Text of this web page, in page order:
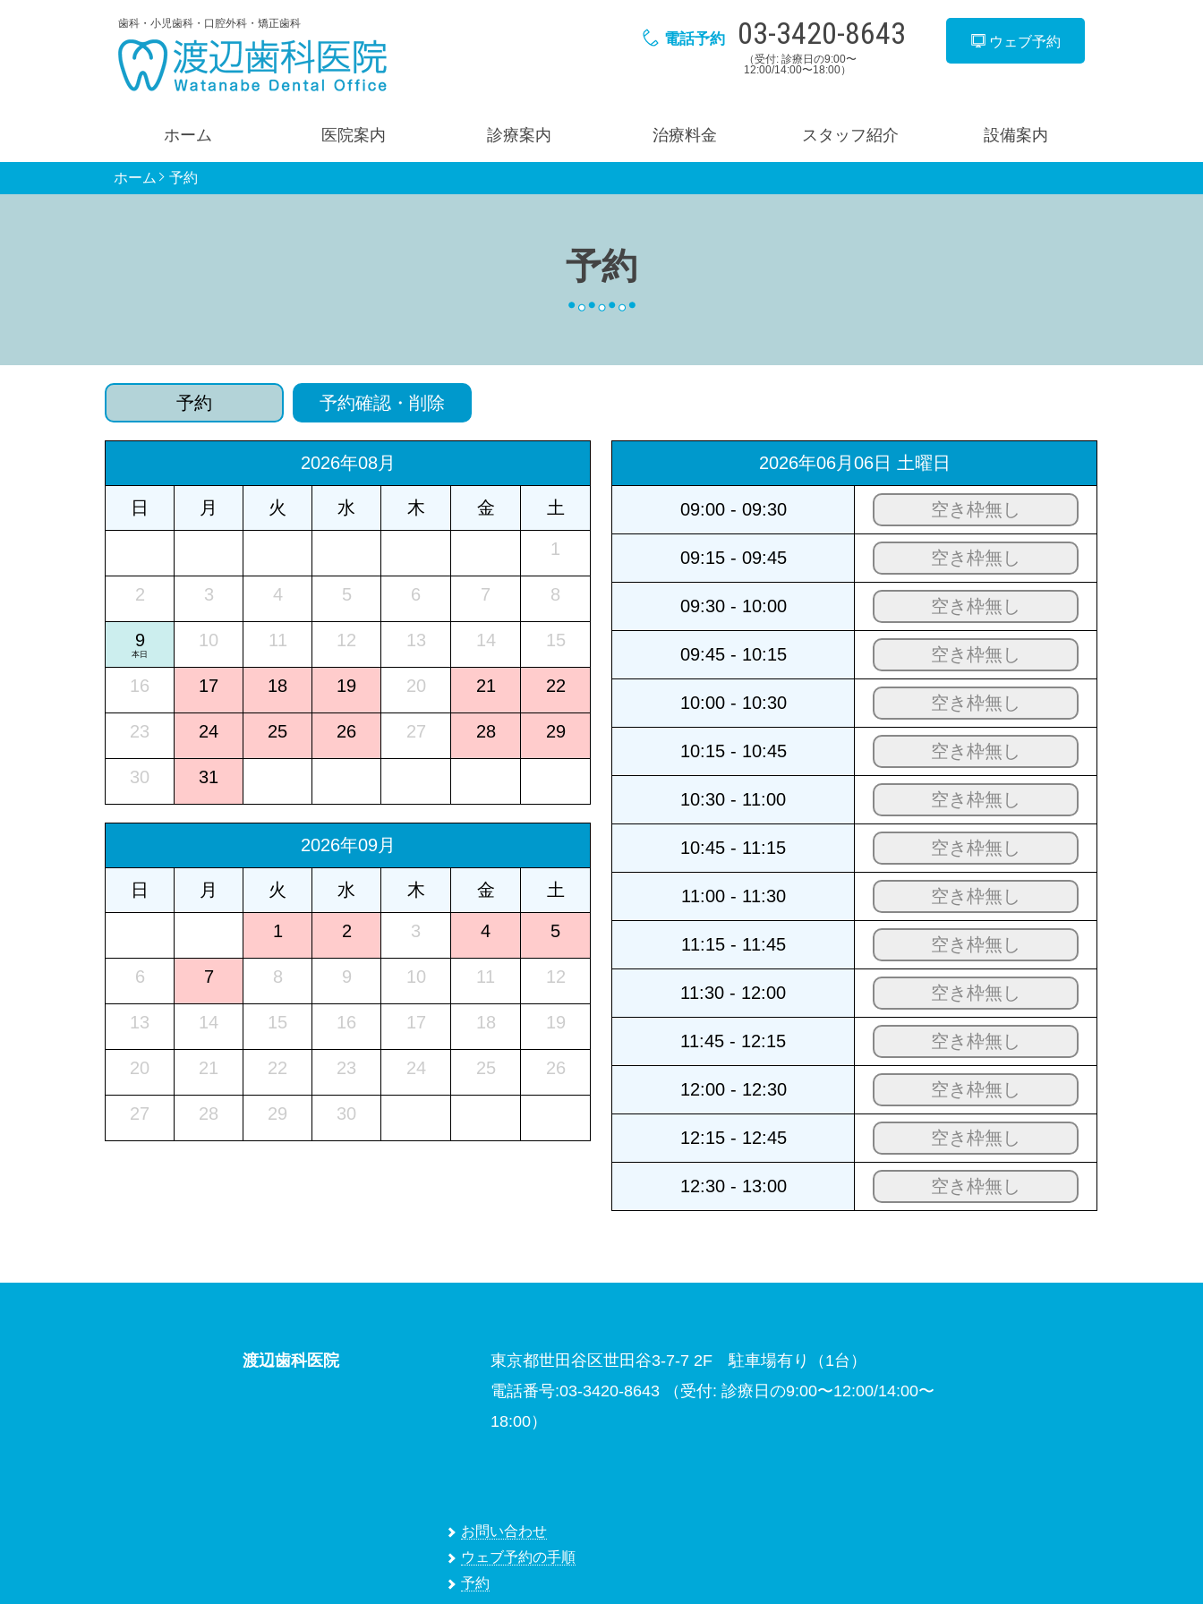
歯科・小児歯科・口腔外科・矯正歯科
電話予約 03-3420-8643
（受付: 診療日の9:00〜
12:00/14:00〜18:00）
ウェブ予約
ホーム 医院案内 診療案内 治療料金 スタッフ紹介 設備案内
予約
ホーム 予約
予約 予約確認・削除
2026年08月
日 月 火 水 木 金 土
1
2 3 4 5 6 7 8
9
本日
10 11 12 13 14 15
16 17 18 19 20 21 22
23 24 25 26 27 28 29
30 31
2026年09月
日 月 火 水 木 金 土
1 2 3 4 5
6 7 8 9 10 11 12
13 14 15 16 17 18 19
20 21 22 23 24 25 26
27 28 29 30
2026年06月06日 土曜日
09:00 - 09:30 空き枠無し
09:15 - 09:45 空き枠無し
09:30 - 10:00 空き枠無し
09:45 - 10:15 空き枠無し
10:00 - 10:30 空き枠無し
10:15 - 10:45 空き枠無し
10:30 - 11:00 空き枠無し
10:45 - 11:15 空き枠無し
11:00 - 11:30 空き枠無し
11:15 - 11:45 空き枠無し
11:30 - 12:00 空き枠無し
11:45 - 12:15 空き枠無し
12:00 - 12:30 空き枠無し
12:15 - 12:45 空き枠無し
12:30 - 13:00 空き枠無し
渡辺歯科医院
東京都世田谷区世田谷3-7-7 2F 駐車場有り（1台）
電話番号:03-3420-8643
（受付: 診療日の9:00〜12:00/14:00〜
18:00）
お問い合わせ
ウェブ予約の手順
予約